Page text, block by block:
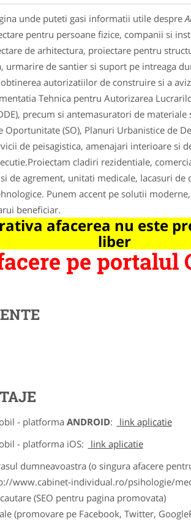
unde puteti gasi informatii utile despre
pentru persoane fizice, companii si
de arhitectura, proiectare pentru
urmarire de santier si suport pe intreaga
autorizatiilor de construire si a
Tehnica pentru Autorizarea
precum si antemasuratori de
(SO), Planuri Urbanistice de
de peisagistica, amenajari interioare si
cladiri rezidentiale,
de agrement, unitati medicale, lacasuri
Punem accent pe solutii
beneficiar.
afacerea nu este
liber
pe portalul
- platforma ANDROID:
link aplicatie
- platforma iOS:
link aplicatie
dumneavoastra (o singura afacere
www.cabinet-individual.ro/psihologie/
(SEO pentru pagina promovata)
(promovare pe Facebook, Twitter,